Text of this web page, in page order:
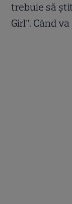
trebuie să
Girl”. Când